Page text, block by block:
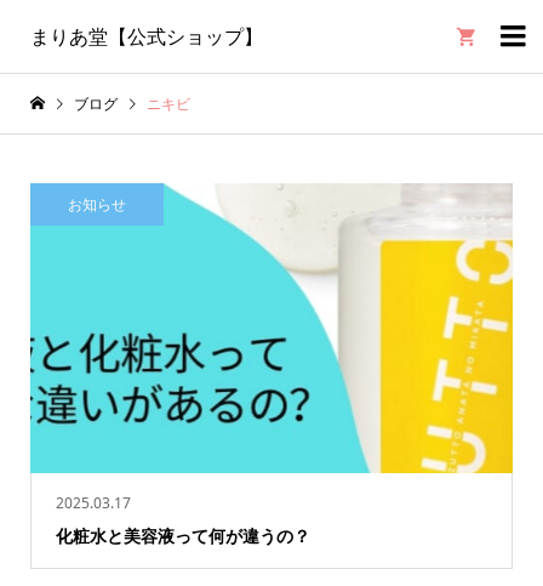
まりあ堂【公式ショップ】 
ブログ ニキビ
2025.03.17
化粧水と美容液って何が違うの？
お知らせ